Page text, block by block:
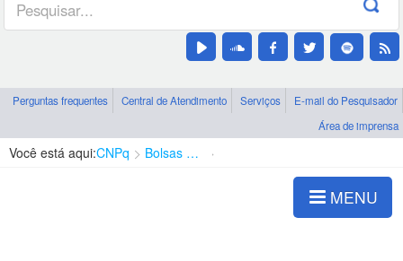
Perguntas frequentes Central de Atendimento Serviços
E-mail do Pesquisador
Área de imprensa
Você está aqui:CNPq Bolsas e Auxílios Vigentes
MENU